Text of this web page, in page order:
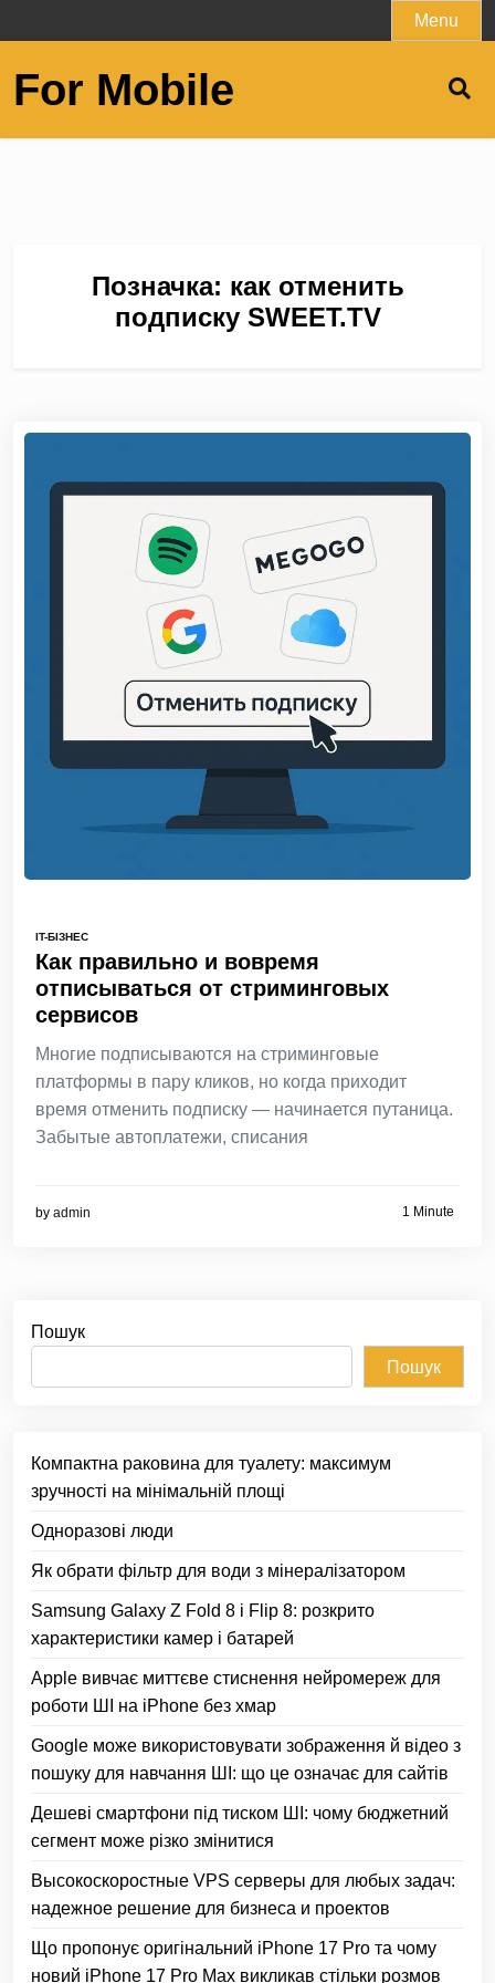
to
Menu
For Mobile
Позначка: как отменить
подписку SWEET.TV
IT-БІЗНЕС
Как правильно и вовремя
отписываться от стриминговых
сервисов
Многие подписываются на стриминговые
платформы в пару кликов, но когда приходит
время отменить подписку — начинается путаница.
Забытые автоплатежи, списания
by admin 1 Minute
Пошук
Пошук
Компактна раковина для туалету: максимум
зручності на мінімальній площі
Одноразові люди
Як обрати фільтр для води з мінералізатором
Samsung Galaxy Z Fold 8 і Flip 8: розкрито
характеристики камер і батарей
Apple вивчає миттєве стиснення нейромереж для
роботи ШІ на iPhone без хмар
Google може використовувати зображення й відео з
пошуку для навчання ШІ: що це означає для сайтів
Дешеві смартфони під тиском ШІ: чому бюджетний
сегмент може різко змінитися
Высокоскоростные VPS серверы для любых задач:
надежное решение для бизнеса и проектов
Що пропонує оригінальний iPhone 17 Pro та чому
новий iPhone 17 Pro Max викликав стільки розмов